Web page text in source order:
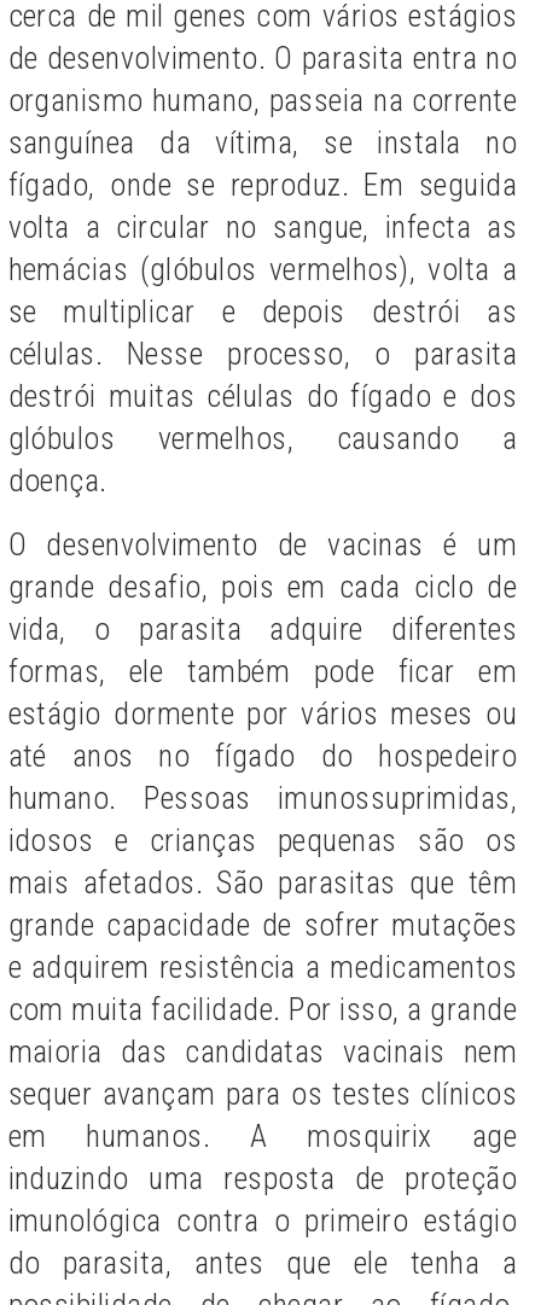
cerca de mil genes com vários estágios
de desenvolvimento. O parasita entra no
organismo humano, passeia na corrente
sanguínea da vítima, se instala no
fígado, onde se reproduz. Em seguida
volta a circular no sangue, infecta as
hemácias (glóbulos vermelhos), volta a
se multiplicar e depois destrói as
células. Nesse processo, o parasita
destrói muitas células do fígado e dos
glóbulos vermelhos, causando a
doença.
O desenvolvimento de vacinas é um
grande desafio, pois em cada ciclo de
vida, o parasita adquire diferentes
formas, ele também pode ficar em
estágio dormente por vários meses ou
até anos no fígado do hospedeiro
humano. Pessoas imunossuprimidas,
idosos e crianças pequenas são os
mais afetados. São parasitas que têm
grande capacidade de sofrer mutações
e adquirem resistência a medicamentos
com muita facilidade. Por isso, a grande
maioria das candidatas vacinais nem
sequer avançam para os testes clínicos
em humanos. A mosquirix age
induzindo uma resposta de proteção
imunológica contra o primeiro estágio
do parasita, antes que ele tenha a